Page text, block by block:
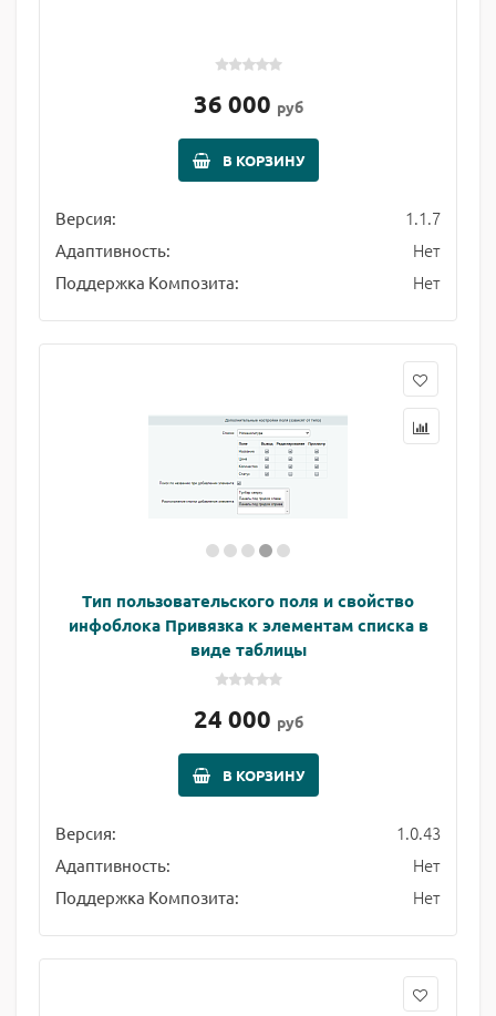
36 000 руб
В КОРЗИНУ
Версия: 1.1.7
Адаптивность: Нет
Поддержка Композита: Нет
Тип пользовательского поля и свойство
инфоблока Привязка к элементам списка в
виде таблицы
24 000 руб
В КОРЗИНУ
Версия: 1.0.43
Адаптивность: Нет
Поддержка Композита: Нет